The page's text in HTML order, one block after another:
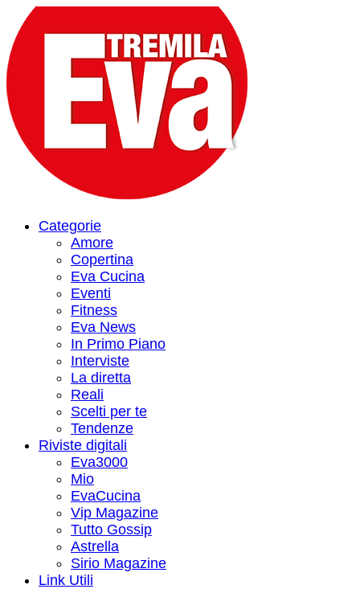
Categorie
Amore
Copertina
Eva Cucina
Eventi
Fitness
Eva News
In Primo Piano
Interviste
La diretta
Reali
Scelti per te
Tendenze
Riviste digitali
Eva3000
Mio
EvaCucina
Vip Magazine
Tutto Gossip
Astrella
Sirio Magazine
Link Utili